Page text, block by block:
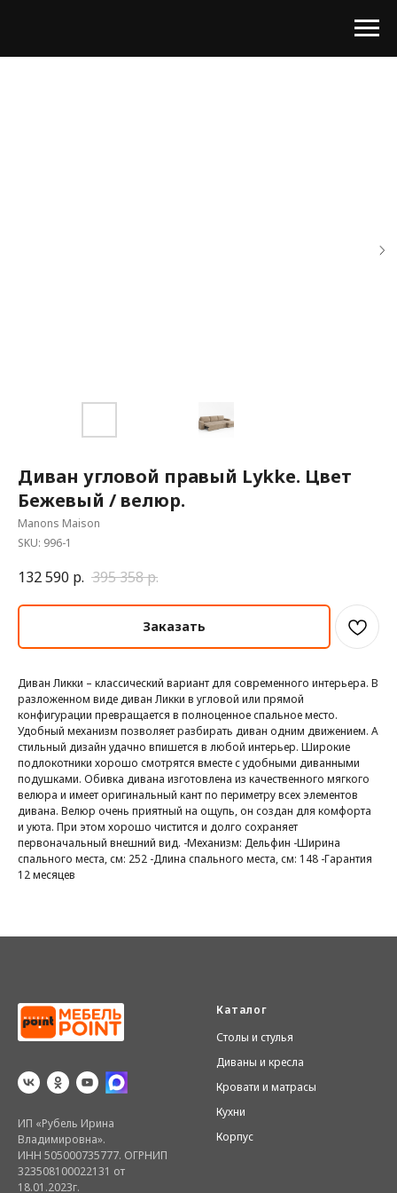
Диван угловой правый Lykke. Цвет
Бежевый / велюр.
Manons Maison
SKU: 996-1
132 590 р. 395 358р.
Заказать
Диван Ликки – классический вариант для современного интерьера. В
разложенном виде диван Ликки в угловой или прямой
конфигурации превращается в полноценное спальное место.
Удобный механизм позволяет разбирать диван одним движением. А
стильный дизайн удачно впишется в любой интерьер. Широкие
подлокотники хорошо смотрятся вместе с удобными диванными
подушками. Обивка дивана изготовлена из качественного мягкого
велюра и имеет оригинальный кант по периметру всех элементов
дивана. Велюр очень приятный на ощупь, он создан для комфорта
и уюта. При этом хорошо чистится и долго сохраняет
первоначальный внешний вид. -Механизм: Дельфин -Ширина
спального места, см: 252 -Длина спального места, см: 148 -Гарантия
12 месяцев
ИП «Рубель Ирина
Владимировна».
ИНН 505000735777. ОГРНИП
323508100022131 от
18.01.2023г.
Каталог
Столы и стулья
Диваны и кресла
Кровати и матрасы
Кухни
Корпус